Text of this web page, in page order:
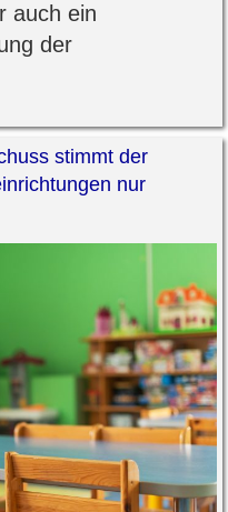
auch ein
der
stimmt der
nur